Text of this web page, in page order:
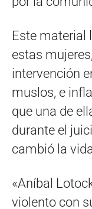
Este material
estas
intervención
muslos, e
que una de
durante el
cambió la
«Aníbal
violento con